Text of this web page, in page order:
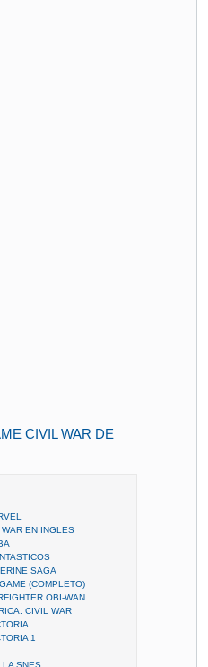
CIVIL WAR DE
EN INGLES
SAGA
(COMPLETO)
OBI-WAN
CIVIL WAR
1